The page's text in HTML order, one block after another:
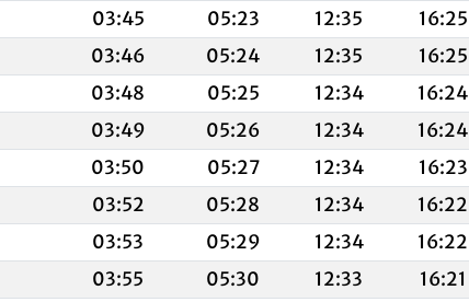
03:45 05:23 12:35 16:25
03:46 05:24 12:35 16:25
03:48 05:25 12:34 16:24
03:49 05:26 12:34 16:24
03:50 05:27 12:34 16:23
03:52 05:28 12:34 16:22
03:53 05:29 12:34 16:22
03:55 05:30 12:33 16:21